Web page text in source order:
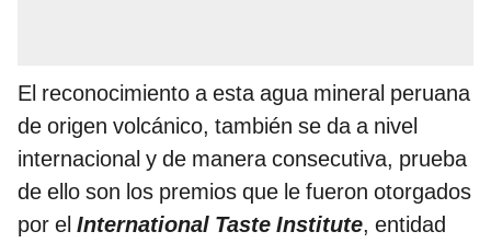
El reconocimiento a esta agua mineral peruana
de origen volcánico, también se da a nivel
internacional y de manera consecutiva, prueba
de ello son los premios que le fueron otorgados
por el International Taste Institute, entidad